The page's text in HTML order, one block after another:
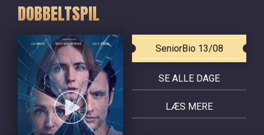
DOBBELTSPIL
SeniorBio 13/08
SE ALLE DAGE
LÆS MERE